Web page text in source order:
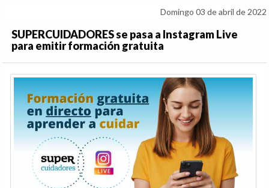
Domingo 03 de abril de 2022
SUPERCUIDADORES se pasa a Instagram Live
para emitir formación gratuita